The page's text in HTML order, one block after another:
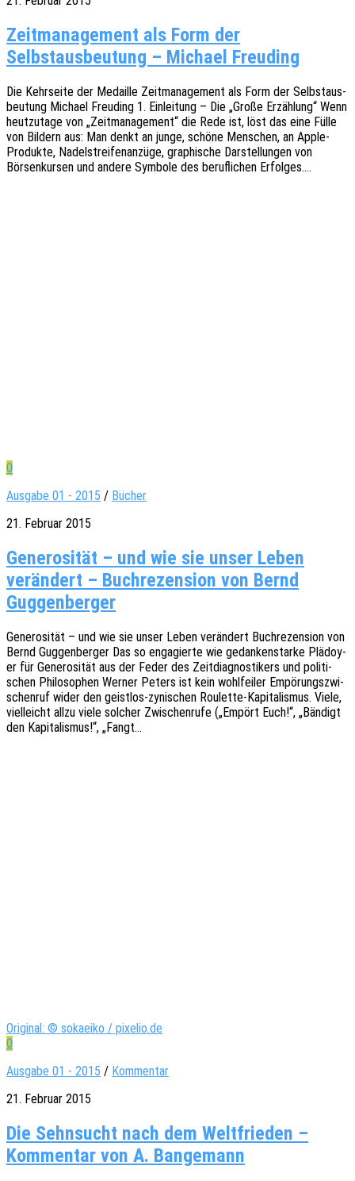
Zeitmanagement als Form der
Selbstausbeutung – Michael Freuding
Die Kehr­sei­te der Medail­le Zeit­ma­nage­ment als Form der Selbst­aus­
beu­tung Micha­el Freu­ding 1. Einlei­tung – Die „Große Erzäh­lung“ Wenn
heut­zu­ta­ge von „Zeit­ma­nage­ment“ die Rede ist, löst das eine Fülle
von Bildern aus: Man denkt an junge, schöne Menschen, an Apple-
Produk­­te, Nadel­strei­fen­an­zü­ge, graphi­sche Darstel­lun­gen von
Börsen­kur­sen und andere Symbo­le des beruf­li­chen Erfolges.…
0
Ausgabe 01 - 2015 / Bücher
21. Februar 2015
Generosität – und wie sie unser Leben
verändert – Buchrezension von Bernd
Guggenberger
Gene­ro­si­tät – und wie sie unser Leben verän­dert Buch­re­zen­si­on von
Bernd Guggen­ber­ger Das so enga­gier­te wie gedan­ken­star­ke Plädoy­
er für Gene­ro­si­tät aus der Feder des Zeit­dia­gnos­ti­kers und poli­ti­
schen Philo­so­phen Werner Peters ist kein wohl­fei­ler Empö­rungs­zwi­
schen­ruf wider den geis­t­­los-zyni­­schen Roulette-Kapi­­ta­­lis­­mus. Viele,
viel­leicht allzu viele solcher Zwischen­ru­fe („Empört Euch!“, „Bändigt
den Kapi­ta­lis­mus!“, „Fangt…
Original: © sokaeiko / pixelio.de
0
Ausgabe 01 - 2015 / Kommentar
21. Februar 2015
Die Sehnsucht nach dem Weltfrieden –
Kommentar von A. Bangemann